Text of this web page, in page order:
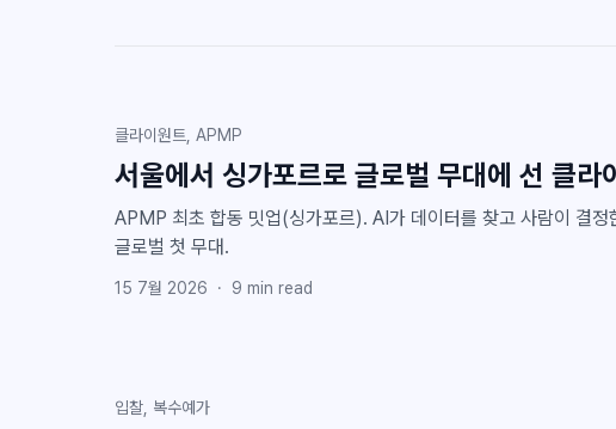
클라이원트, APMP
서울에서 싱가포르로 글로벌 무대에 선 클라
APMP 최초 합동 밋업(싱가포르). AI가 데이터를 찾고 사람이 결
글로벌 첫 무대.
15 7월 2026 · 9 min read
입찰, 복수예가